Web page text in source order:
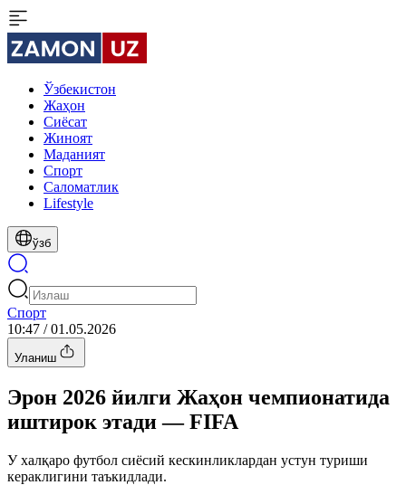
Ўзбекистон
Жаҳон
Сиёсат
Жиноят
Маданият
Спорт
Cаломатлик
Lifestyle
ўзб
Спорт
10:47 / 01.05.2026
Уланиш
Эрон 2026 йилги Жаҳон чемпионатида
иштирок этади — FIFA
У халқаро футбол сиёсий кескинликлардан устун туриши
кераклигини таъкидлади.